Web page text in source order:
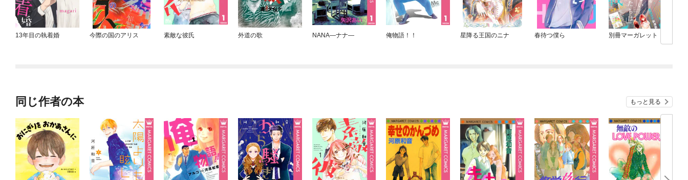
13年目の執着婚 今際の国のアリス 素敵な彼氏 外道の歌 NANA—ナナ— 俺物語！！ 星降る王国のニナ 春待つ僕ら 別冊マーガレット
同じ作者の本 もっと見る